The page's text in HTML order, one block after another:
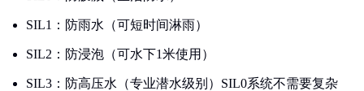
SIL1：防雨水（可短时间淋雨）
SIL2：防浸泡（可水下1米使用）
SIL3：防高压水（专业潜水级别）SIL0系统不需要复杂